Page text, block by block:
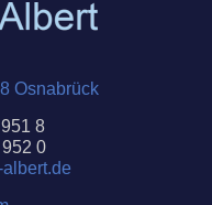
Osnabrück
8
0
albert.de